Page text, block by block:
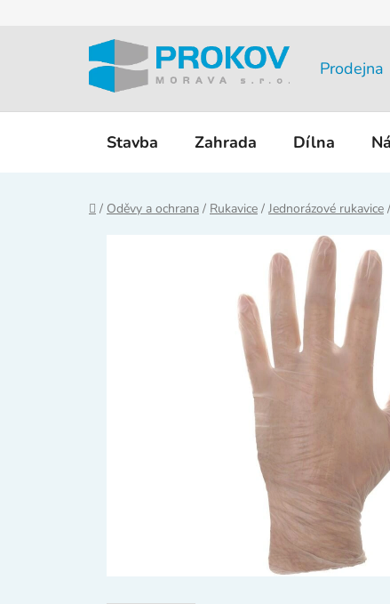
Prodejna
Stavba Zahrada Dílna
Domů
/ Oděvy a ochrana / Rukavice / Jednorázové rukavice /